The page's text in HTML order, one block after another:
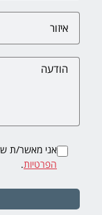
אני מאשר/ת
הפרטיות.